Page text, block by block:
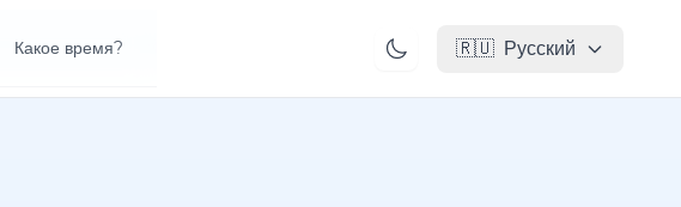
Какое время? 🇷🇺 Русский